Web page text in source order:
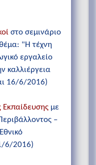
στο σεμινάριο
"Η τέχνη
εργαλείο
καλλιέργεια
16/6/2016)
Εκπαίδευσης με
–
6/2016)